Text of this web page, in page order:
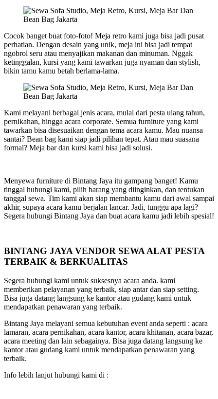
Cocok banget buat foto-foto! Meja retro kami juga bisa jadi pusat
perhatian. Dengan desain yang unik, meja ini bisa jadi tempat
ngobrol seru atau menyajikan makanan dan minuman. Nggak
ketinggalan, kursi yang kami tawarkan juga nyaman dan stylish,
bikin tamu kamu betah berlama-lama.
Kami melayani berbagai jenis acara, mulai dari pesta ulang tahun,
pernikahan, hingga acara corporate. Semua furniture yang kami
tawarkan bisa disesuaikan dengan tema acara kamu. Mau nuansa
santai? Bean bag kami siap jadi pilihan tepat. Atau mau suasana
formal? Meja bar dan kursi kami bisa jadi solusi.
Menyewa furniture di Bintang Jaya itu gampang banget! Kamu
tinggal hubungi kami, pilih barang yang diinginkan, dan tentukan
tanggal sewa. Tim kami akan siap membantu kamu dari awal sampai
akhir, supaya acara kamu berjalan lancar. Jadi, tunggu apa lagi?
Segera hubungi Bintang Jaya dan buat acara kamu jadi lebih spesial!
BINTANG JAYA VENDOR SEWA ALAT PESTA
TERBAIK & BERKUALITAS
Segera hubungi kami untuk suksesnya acara anda. kami
memberikan pelayanan yang terbaik, siap antar dan siap setting.
Bisa juga datang langsung ke kantor atau gudang kami untuk
mendapatkan penawaran yang terbaik.
Bintang Jaya melayani semua kebutuhan event anda seperti : acara
lamaran, acara pernikahan, acara kantor, acara khitanan, acara bazar,
acara meeting dan lain sebagainya. Bisa juga datang langsung ke
kantor atau gudang kami untuk mendapatkan penawaran yang
terbaik.
Info lebih lanjut hubungi kami di :